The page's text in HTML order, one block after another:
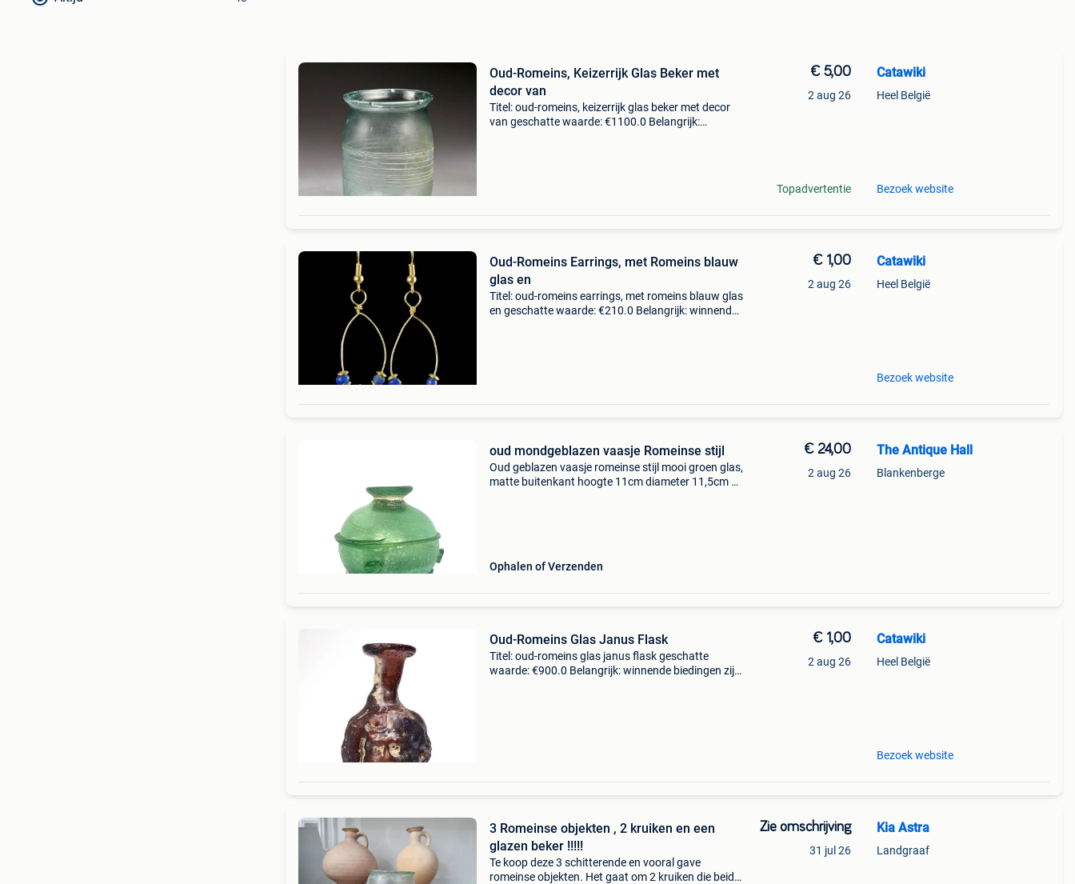
Oud-Romeins, Keizerrijk Glas Beker met
decor van
Titel: oud-romeins, keizerrijk glas beker met decor
van geschatte waarde: €1100.0 Belangrijk:
€ 5,00
2 aug 26
Topadvertentie
Catawiki
Heel België
Bezoek website
Oud-Romeins Earrings, met Romeins blauw
glas en
Titel: oud-romeins earrings, met romeins blauw glas
en geschatte waarde: €210.0 Belangrijk: winnende
€ 1,00
2 aug 26
Catawiki
Heel België
Bezoek website
oud mondgeblazen vaasje Romeinse stijl
Oud geblazen vaasje romeinse stijl mooi groen glas,
matte buitenkant hoogte 11cm diameter 11,5cm de
Ophalen of Verzenden
€ 24,00
2 aug 26
The Antique Hall
Blankenberge
Oud-Romeins Glas Janus Flask
Titel: oud-romeins glas janus flask geschatte
waarde: €900.0 Belangrijk: winnende biedingen zijn
€ 1,00
2 aug 26
Catawiki
Heel België
Bezoek website
3 Romeinse objekten , 2 kruiken en een
glazen beker !!!!!
Te koop deze 3 schitterende en vooral gave
romeinse objekten. Het gaat om 2 kruiken die beide
Zie omschrijving
31 jul 26
Kia Astra
Landgraaf